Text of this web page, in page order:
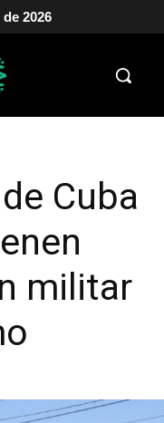
2026
Cuba
militar